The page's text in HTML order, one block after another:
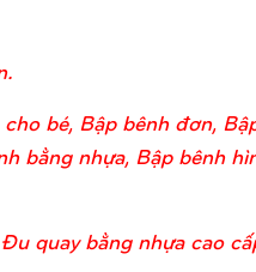
bé, Bập bênh đơn,
bằng nhựa, Bập bênh
quay bằng nhựa cao